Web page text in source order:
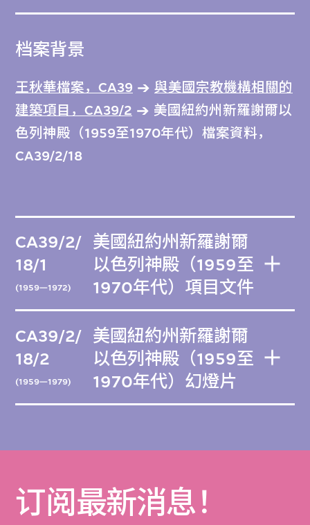
档案背景
王秋華檔案，CA39
與美國宗教機構相關的
建築項目，CA39/2
美國紐約州新羅謝爾以
色列神殿（1959至1970年代）檔案資料，
CA39/2/18
CA39/2/
18/1
(1959—1972)
美國紐約州新羅謝爾
以色列神殿（1959至
1970年代）項目文件
CA39/2/
18/2
(1959—1979)
美國紐約州新羅謝爾
以色列神殿（1959至
1970年代）幻燈片
订阅最新消息！